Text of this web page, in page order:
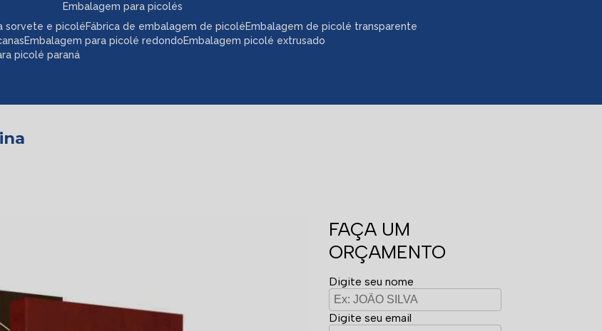
embalagem para picolés
sorvete e picolé fábrica de embalagem de picolé
embalagem picolé extrusado
embalagem para picolé redondo
embalagem de picolé transparente
picolé paraná
FAÇA UM
ORÇAMENTO
Digite seu nome
Digite seu email